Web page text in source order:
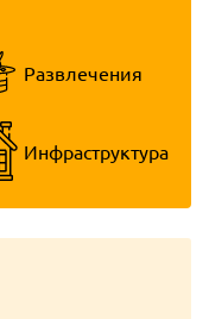
Развлечения
Инфраструктура